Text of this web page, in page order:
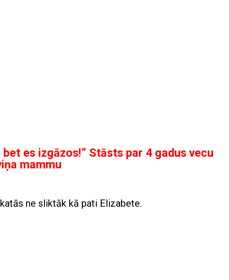
es izgāzos!” Stāsts par 4 gadus vecu
mammu
ne sliktāk kā pati Elizabete.